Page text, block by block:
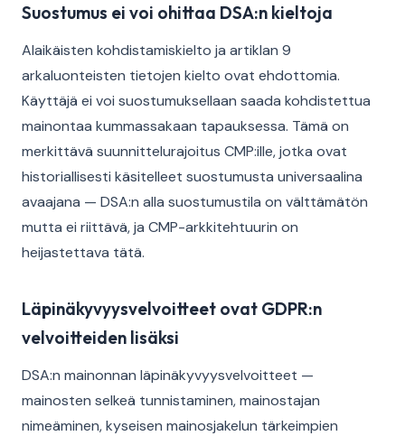
Suostumus ei voi ohittaa DSA:n kieltoja
Alaikäisten kohdistamiskielto ja artiklan 9
arkaluonteisten tietojen kielto ovat ehdottomia.
Käyttäjä ei voi suostumuksellaan saada kohdistettua
mainontaa kummassakaan tapauksessa. Tämä on
merkittävä suunnittelurajoitus CMP:ille, jotka ovat
historiallisesti käsitelleet suostumusta universaalina
avaajana — DSA:n alla suostumustila on välttämätön
mutta ei riittävä, ja CMP-arkkitehtuurin on
heijastettava tätä.
Läpinäkyvyysvelvoitteet ovat GDPR:n
velvoitteiden lisäksi
DSA:n mainonnan läpinäkyvyysvelvoitteet —
mainosten selkeä tunnistaminen, mainostajan
nimeäminen, kyseisen mainosjakelun tärkeimpien